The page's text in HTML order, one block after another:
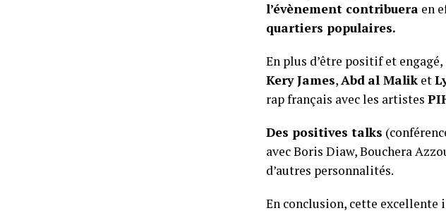
l’évènement contribuera en
quartiers populaires.
En plus d’être positif et
Kery James,Abd al Malik et
rap français avec les artistes
Des positives talks
avec Boris Diaw, Bouchera
d’autres personnalités.
En conclusion, cette excellente